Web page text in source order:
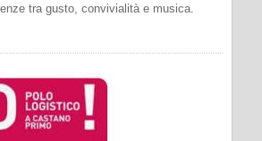
tra gusto, convivialità e musica.